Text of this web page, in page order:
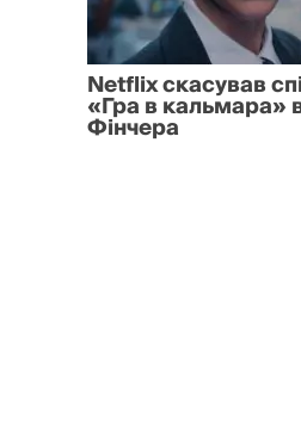
Netflix скасував
«Гра в кальмара»
Фінчера